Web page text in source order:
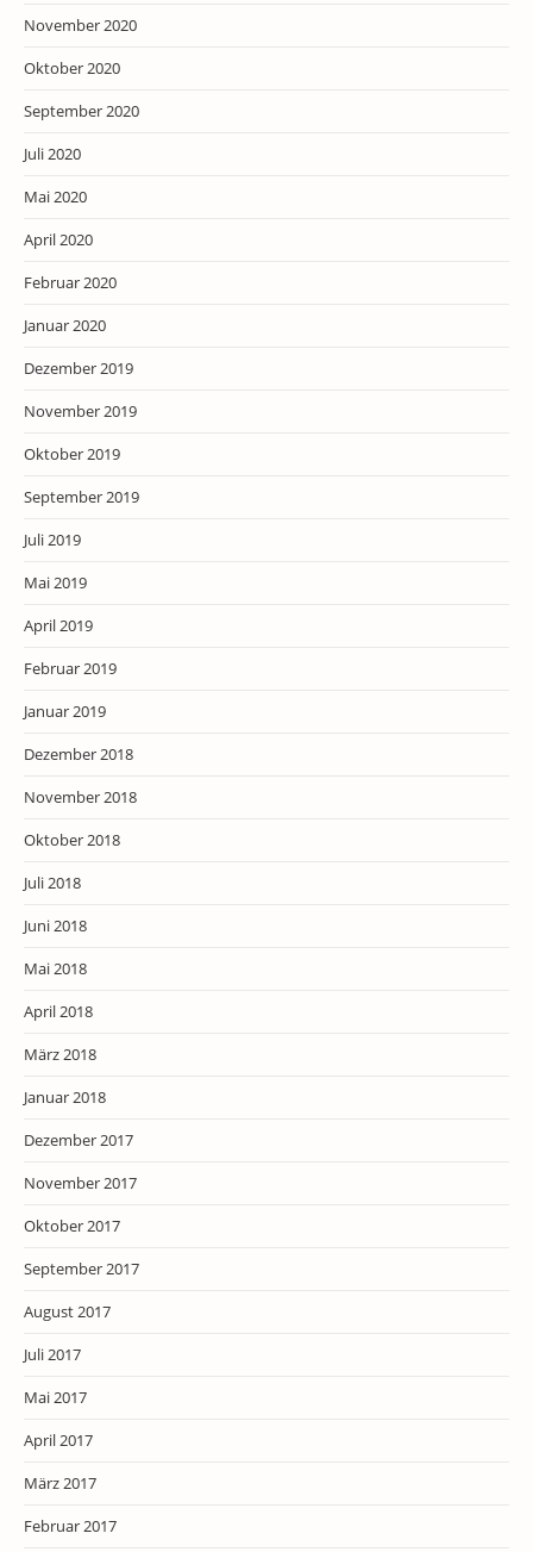
November 2020
Oktober 2020
September 2020
Juli 2020
Mai 2020
April 2020
Februar 2020
Januar 2020
Dezember 2019
November 2019
Oktober 2019
September 2019
Juli 2019
Mai 2019
April 2019
Februar 2019
Januar 2019
Dezember 2018
November 2018
Oktober 2018
Juli 2018
Juni 2018
Mai 2018
April 2018
März 2018
Januar 2018
Dezember 2017
November 2017
Oktober 2017
September 2017
August 2017
Juli 2017
Mai 2017
April 2017
März 2017
Februar 2017